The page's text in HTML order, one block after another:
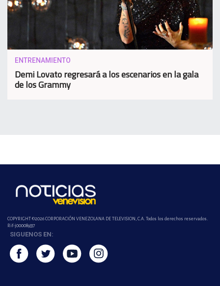
ENTRENAMIENTO
Demi Lovato regresará a los escenarios en la gala
de los Grammy
COPYRIGHT ©2026 CORPORACIÓN VENEZOLANA DE TELEVISION, C.A. Todos los derechos reservados.
Rif-j000089337
SIGUENOS EN: